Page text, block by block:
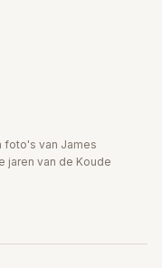
foto's van James
jaren van de Koude